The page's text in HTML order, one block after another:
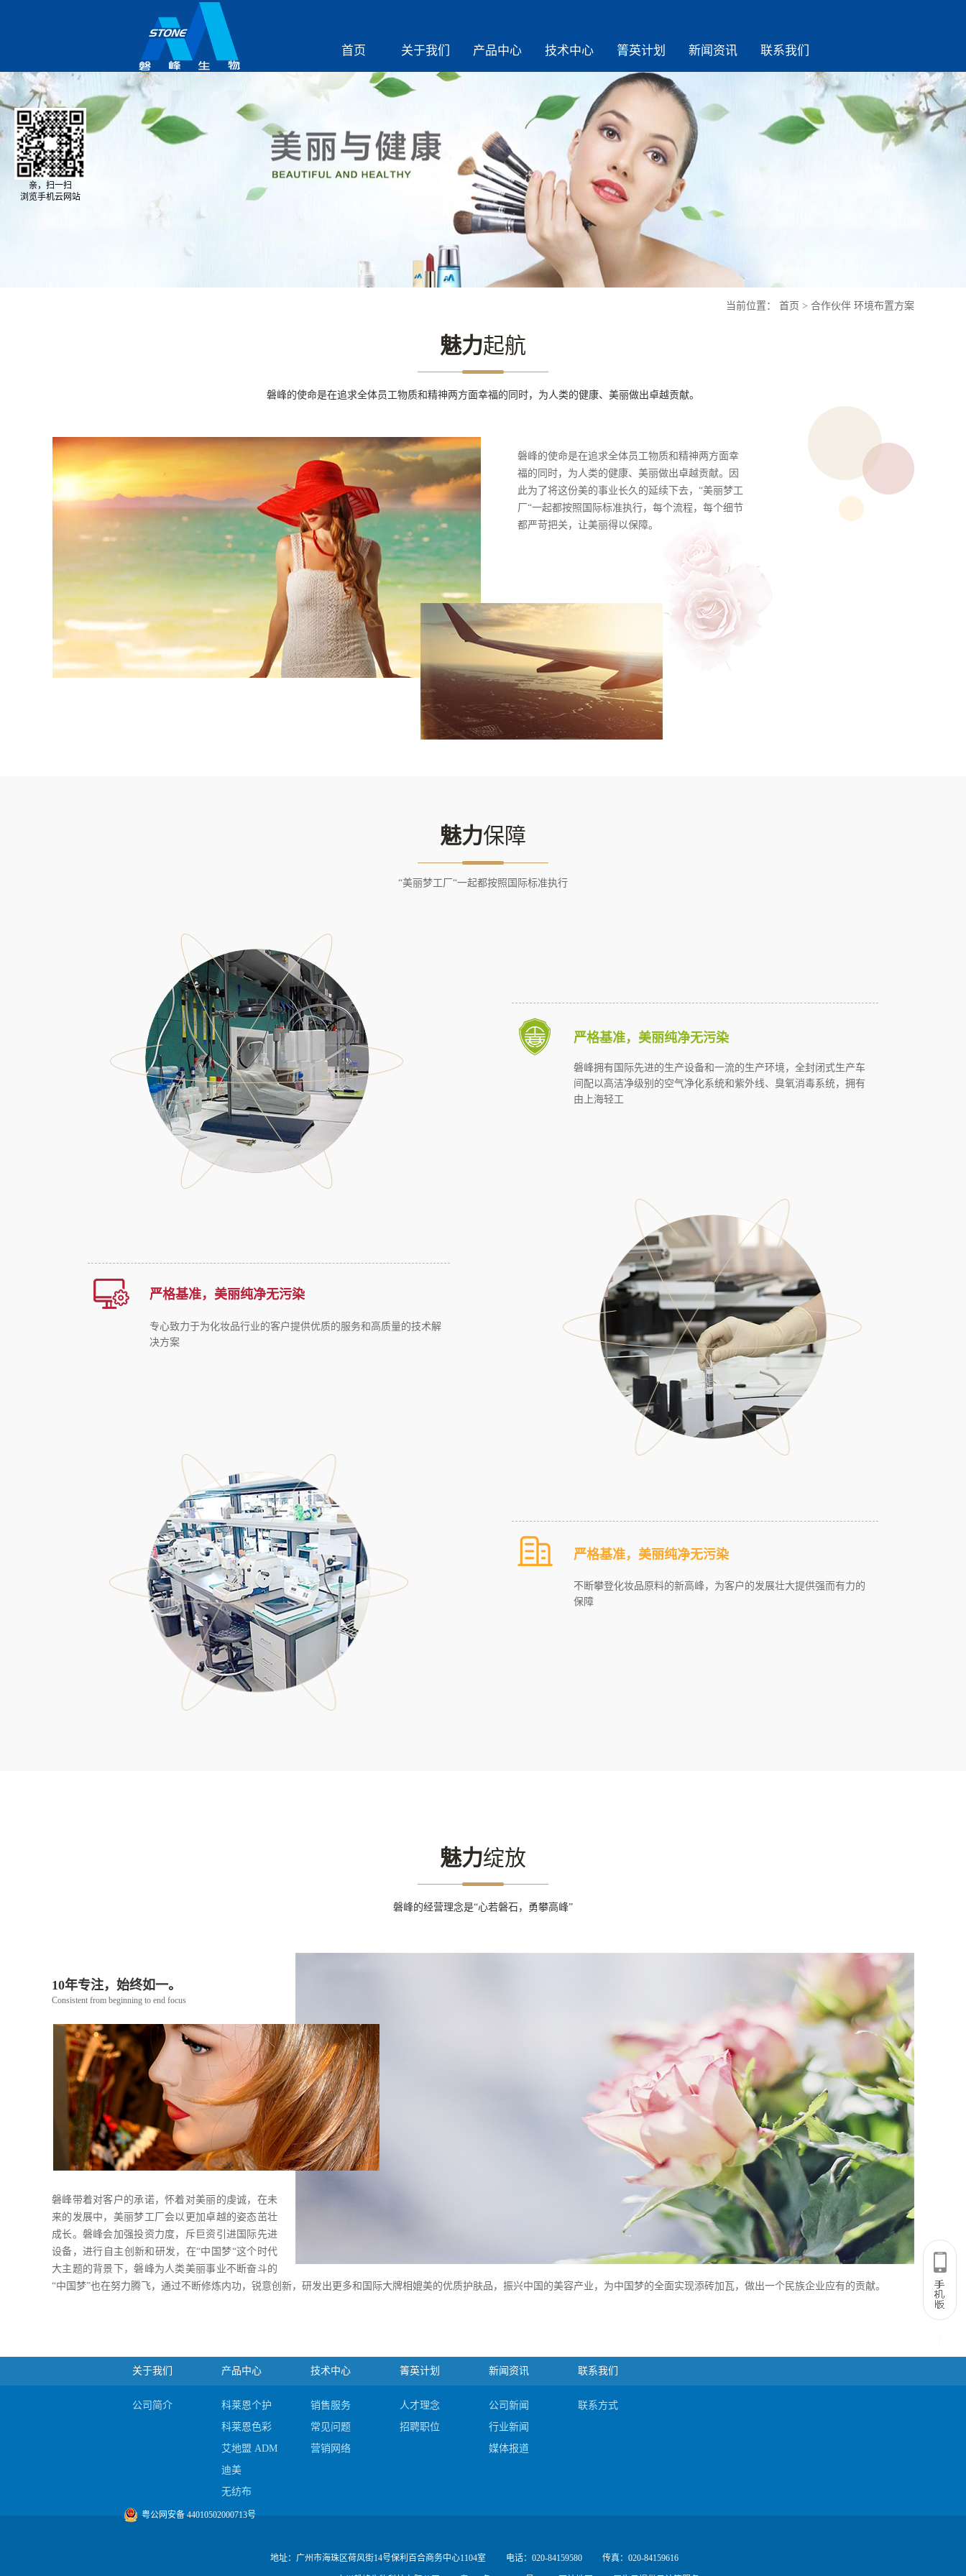
首页 关于我们 产品中心 技术中心 箐英计划 新闻资讯 联系我们
当前位置： 首页 > 合作伙伴 环境布置方案
魅力起航
磐峰的使命是在追求全体员工物质和精神两方面幸福的同时，为人类的健康、美丽做出卓越贡献。
磐峰的使命是在追求全体员工物质和精神两方面幸
福的同时，为人类的健康、美丽做出卓越贡献。因
此为了将这份美的事业长久的延续下去，“美丽梦工
厂“一起都按照国际标准执行，每个流程，每个细节
都严苛把关，让美丽得以保障。
魅力保障
“美丽梦工厂“一起都按照国际标准执行
严格基准，美丽纯净无污染
磐峰拥有国际先进的生产设备和一流的生产环境，全封闭式生产车
间配以高洁净级别的空气净化系统和紫外线、臭氧消毒系统，拥有
由上海轻工
严格基准，美丽纯净无污染
专心致力于为化妆品行业的客户提供优质的服务和高质量的技术解
决方案
严格基准，美丽纯净无污染
不断攀登化妆品原料的新高峰，为客户的发展壮大提供强而有力的
保障
魅力绽放
磐峰的经营理念是“心若磐石，勇攀高峰”
10年专注，始终如一。
Consistent from beginning to end focus
磐峰带着对客户的承诺，怀着对美丽的虔诚，在未
来的发展中，美丽梦工厂会以更加卓越的姿态茁壮
成长。磐峰会加强投资力度，斥巨资引进国际先进
设备，进行自主创新和研发，在“中国梦“这个时代
大主题的背景下，磐峰为人类美丽事业不断奋斗的
“中国梦”也在努力腾飞，通过不断修炼内功，锐意创新，研发出更多和国际大牌相媲美的优质护肤品，振兴中国的美容产业，为中国梦的全面实现添砖加瓦，做出一个民族企业应有的贡献。
关于我们
公司简介
产品中心
科莱恩个护
科莱恩色彩
艾地盟 ADM
迪美
无纺布
陶氏
技术中心
销售服务
常见问题
营销网络
箐英计划
人才理念
招聘职位
新闻资讯
公司新闻
行业新闻
媒体报道
联系我们
联系方式
地址：广州市海珠区荷风街14号保利百合商务中心1104室 电话：020-84159580 传真：020-84159616
粤公网安备 44010502000713号
亲，扫一扫
浏览手机云网站